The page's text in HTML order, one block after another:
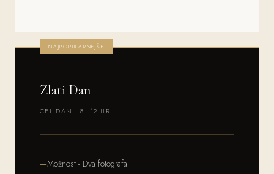
NAJPOPULARNEJŠE
Zlati Dan
CEL DAN · 8–12 UR
Možnost - Dva fotografa